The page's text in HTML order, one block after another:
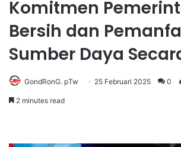
Komitmen
Bersih dan
Sumber Daya
GondRonG. pTw 25 Februari 2025 0
2 minutes read